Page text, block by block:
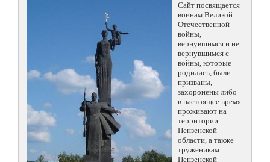
Сайт посвящается
воинам Великой
Отечественной
войны,
вернувшимся и не
вернувшимся с
войны, которые
родились, были
призваны,
захоронены либо
в настоящее время
проживают на
территории
Пензенской
области, а также
труженикам
Пензенской